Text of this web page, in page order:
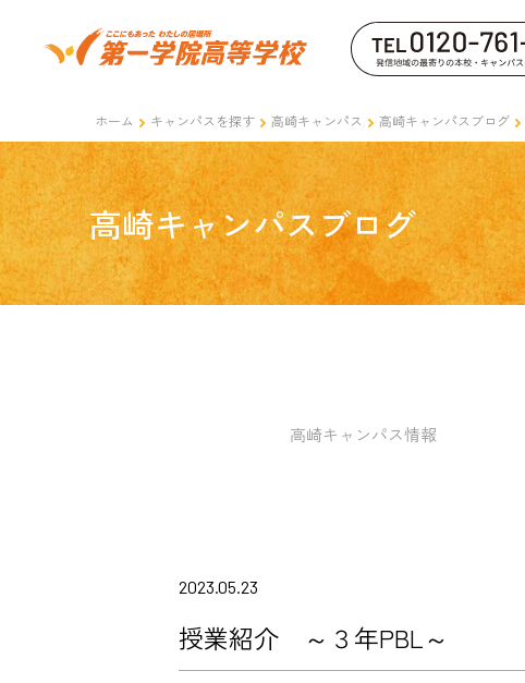
ホーム キャンパスを探す 高崎キャンパス 高崎キャンパスブログ
高崎キャンパスブログ
高崎キャンパス情報
2023.05.23
授業紹介 ～３年PBL～